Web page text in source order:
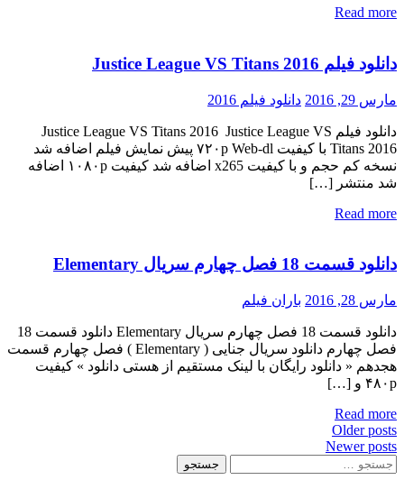
Read more
دانلود فیلم Justice League VS Titans 2016
مارس 29, 2016 دانلود فیلم 2016
دانلود فیلم Justice League VS Titans 2016 Justice League VS
Titans 2016 با کیفیت ۷۲۰p Web-dl پیش نمایش فیلم اضافه شد
نسخه کم حجم و با کیفیت x265 اضافه شد کیفیت ۱۰۸۰p اضافه
شد منتشر […]
Read more
دانلود قسمت 18 فصل چهارم سریال Elementary
مارس 28, 2016 باران فیلم
دانلود قسمت 18 فصل چهارم سریال Elementary دانلود قسمت 18
فصل چهارم دانلود سریال جنایی ( Elementary ) فصل چهارم قسمت
هجدهم « دانلود رایگان با لینک مستقیم از هستی دانلود » کیفیت
۴۸۰p و […]
Read more
Posts
navigation
Older posts
Newer posts
جستجو